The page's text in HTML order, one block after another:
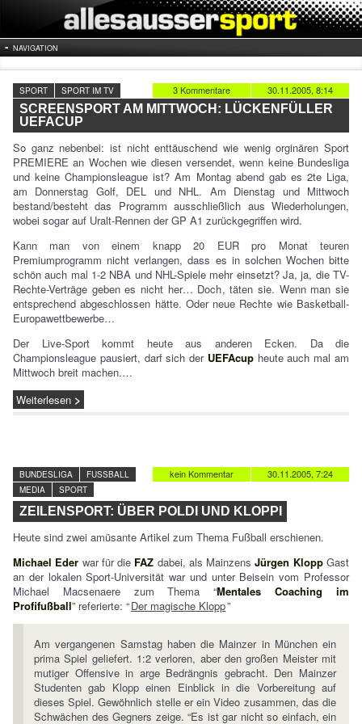
NAVIGATION
30.11.2005, 8:14
3 Kommentare
SPORT SPORT IM TV
SCREENSPORT AM MITTWOCH: LÜCKENFÜLLER
UEFACUP
So ganz nebenbei: ist nicht enttäuschend wie wenig orginären Sport
PREMIERE an Wochen wie diesen versendet, wenn keine Bundesliga
und keine Championsleague ist? Am Montag abend gab es 2te Liga,
am Donnerstag Golf, DEL und NHL. Am Dienstag und Mittwoch
bestand/besteht das Programm ausschließlich aus Wiederholungen,
wobei sogar auf Uralt-Rennen der GP A1 zurückgegriffen wird.
Kann man von einem knapp 20 EUR pro Monat teuren
Premiumprogramm nicht verlangen, dass es in solchen Wochen bitte
schön auch mal 1-2 NBA und NHL-Spiele mehr einsetzt? Ja, ja, die TV-
Rechte-Verträge geben es nicht her… Doch, täten sie. Wenn man sie
entsprechend abgeschlossen hätte. Oder neue Rechte wie Basketball-
Europawettbewerbe…
Der Live-Sport kommt heute aus anderen Ecken. Da die
Championsleague pausiert, darf sich der UEFAcupheute auch mal am
Mittwoch breit machen.…
Weiterlesen
30.11.2005, 7:24
kein Kommentar
BUNDESLIGA
FUSSBALL
MEDIA
SPORT
ZEILENSPORT: ÜBER POLDI UND KLOPPI
Heute sind zwei amüsante Artikel zum Thema Fußball erschienen.
Michael Eder war für die FAZ dabei, als MainzensJürgen KloppGast
an der lokalen Sport-Universität war und unter Beisein vom Professor
Michael Macsenaere zum Thema “Mentales Coaching im
Profifußball” referierte: “Der magische Klopp”
Am vergangenen Samstag haben die Mainzer in München ein
prima Spiel geliefert. 1:2 verloren, aber den großen Meister mit
mutiger Offensive in arge Bedrängnis gebracht. Den Mainzer
Studenten gab Klopp einen Einblick in die Vorbereitung auf
dieses Spiel. Gewöhnlich stelle er ein Video zusammen, das die
Schwächen des Gegners zeige. “Es ist gar nicht so einfach, ein